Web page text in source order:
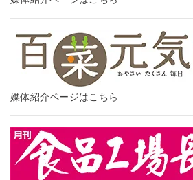
媒体紹介ページはこちら